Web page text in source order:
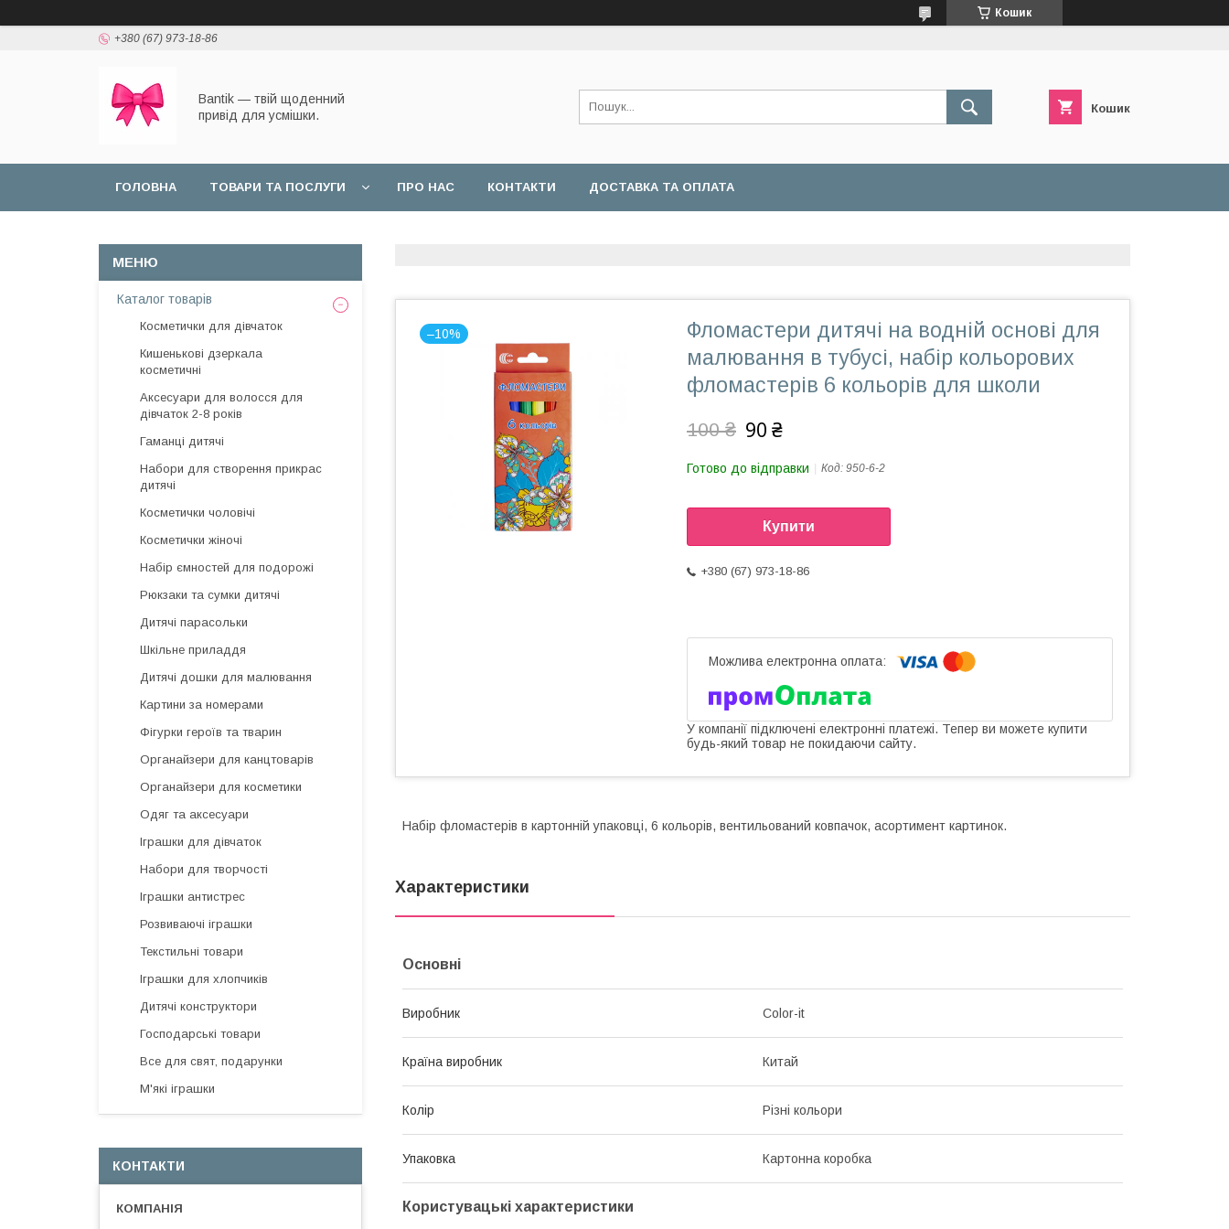
Кошик
+380 (67) 973-18-86
Bantik — твій щоденний
привід для усмішки.
Кошик
ГОЛОВНА ТОВАРИ ТА ПОСЛУГИ ПРО НАС КОНТАКТИ ДОСТАВКА ТА ОПЛАТА
–10%
Фломастери дитячі на водній основі для
малювання в тубусі, набір кольорових
фломастерів 6 кольорів для школи
100 ₴ 90 ₴
Готово до відправки Код: 950-6-2
Купити
+380 (67) 973-18-86
У компанії підключені електронні платежі. Тепер ви можете купити
будь-який товар не покидаючи сайту.
Набір фломастерів в картонній упаковці, 6 кольорів, вентильований ковпачок, асортимент картинок.
Характеристики
Основні
Виробник Color-it
Країна виробник Китай
Колір Різні кольори
Упаковка Картонна коробка
Користувацькі характеристики
Каталог товарів
Косметички для дівчаток
Кишенькові дзеркала
косметичні
Аксесуари для волосся для
дівчаток 2-8 років
Гаманці дитячі
Набори для створення прикрас
дитячі
Косметички чоловічі
Косметички жіночі
Набір ємностей для подорожі
Рюкзаки та сумки дитячі
Дитячі парасольки
Шкільне приладдя
Дитячі дошки для малювання
Картини за номерами
Фігурки героїв та тварин
Органайзери для канцтоварів
Органайзери для косметики
Одяг та аксесуари
Іграшки для дівчаток
Набори для творчості
Іграшки антистрес
Розвиваючі іграшки
Текстильні товари
Іграшки для хлопчиків
Дитячі конструктори
Господарські товари
Все для свят, подарунки
М'які іграшки
КОНТАКТИ